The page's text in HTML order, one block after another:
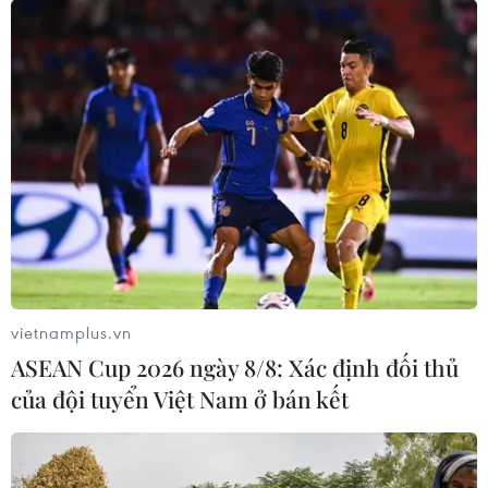
28/06/2026 14:28
Liên hoan Phim Châu Á lần thứ 4 báo
hiệu nhiều đột phá cho điện ảnh Việt
27/06/2026 12:45
Xem thêm
CƠ QUAN CHỦ QUẢN: THÔNG TẤN XÃ VIỆT NAM
vietnamplus.vn
ASEAN Cup 2026 ngày 8/8: Xác định đối thủ
của đội tuyển Việt Nam ở bán kết